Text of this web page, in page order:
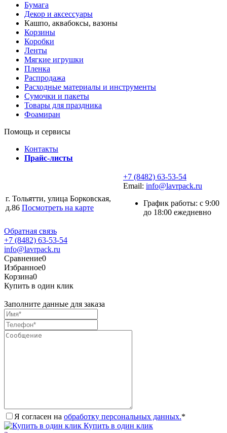
Бумага
Декор и аксессуары
Кашпо, аквабоксы, вазоны
Корзины
Коробки
Ленты
Мягкие игрушки
Пленка
Распродажа
Расходные материалы и инструменты
Сумочки и пакеты
Товары для праздника
Фоамиран
Помощь и сервисы
Контакты
Прайс-листы
г. Тольятти, улица Борковская,
д.86 Посмотреть на карте
+7 (8482) 63-53-54
Email: info@lavrpack.ru
График работы: с 9:00
до 18:00 ежедневно
Обратная связь
+7 (8482) 63-53-54
info@lavrpack.ru
Сравнение0
Избранное0
Корзина0
Купить в один клик
Заполните данные для заказа
Я согласен на обработку персональных данных.*
Купить в один клик